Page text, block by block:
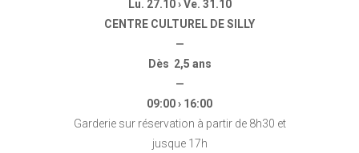
Lu. 27.10 › Ve. 31.10
CENTRE CULTUREL DE SILLY
—
Dès 2,5 ans
—
09:00 › 16:00
Garderie sur réservation à partir de 8h30 et
jusque 17h